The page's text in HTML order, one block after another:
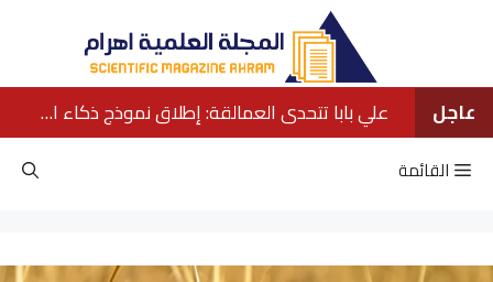
عاجل
علي بابا تتحدى العمالقة: إطلاق نموذج ذكاء اصطناعي ينافس كبار الشركات الأمريكية
القائمة